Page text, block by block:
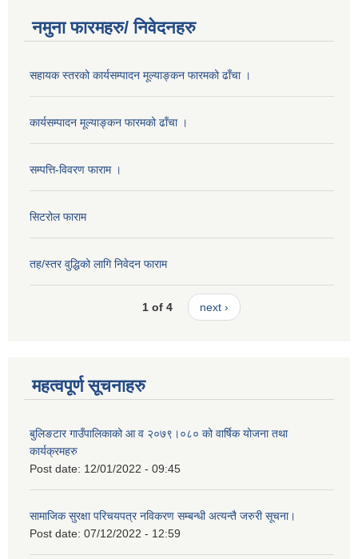
नमुना फारमहरु/ निवेदनहरु
सहायक स्तरको कार्यसम्पादन मूल्याङ्कन फारमको ढाँचा ।
कार्यसम्पादन मूल्याङ्कन फारमको ढाँचा ।
सम्पत्ति-विवरण फाराम ।
सिटरोल फाराम
तह/स्तर वुद्धिको लागि निवेदन फाराम
1 of 4 next ›
महत्वपूर्ण सूचनाहरु
बुलिङटार गाउँपालिकाको आ व २०७९।०८० को वार्षिक योजना तथा
कार्यक्रमहरु
Post date: 12/01/2022 - 09:45
सामाजिक सुरक्षा परिचयपत्र नविकरण सम्बन्धी अत्यन्तै जरुरी सूचना।
Post date: 07/12/2022 - 12:59